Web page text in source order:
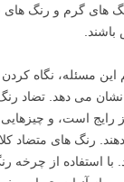
های گرم و رنگ
این مسئله، نگاه
نشان می دهد. تضاد
رایج است، و
رنگ های متضاد
با استفاده از چرخه